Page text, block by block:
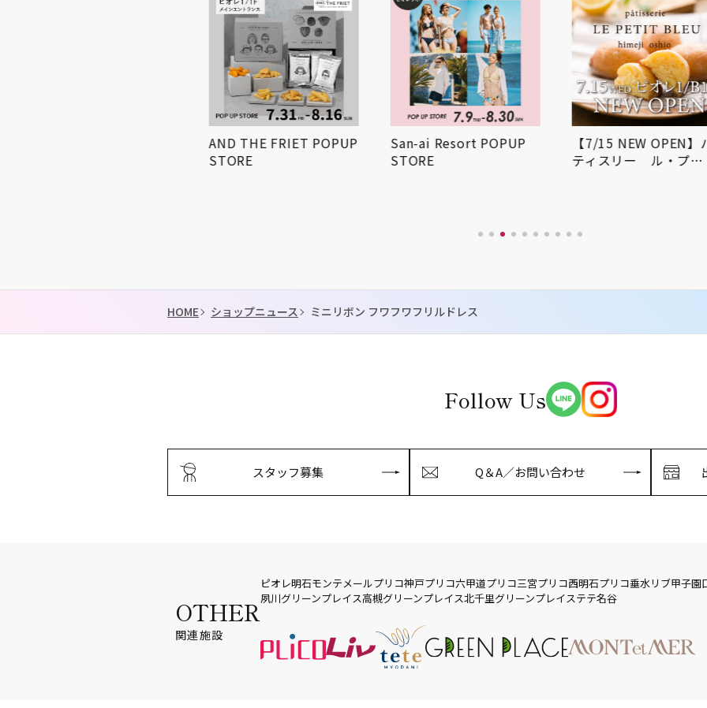
AND THE FRIET POPUP
STORE
San-ai Resort POPUP
STORE
【7/15 NEW OPEN】パ
ティスリー ル・プ…
HOME ショップニュース ミニリボン フワフワフリルドレス
Follow Us
スタッフ募集 Q＆A／お問い合わせ
OTHER
関連施設
ピオレ明石モンテメールプリコ神戸プリコ六甲道プリコ三宮プリコ西明石プリコ垂水 リブ甲子園
夙川グリーンプレイス高槻グリーンプレイス北千里グリーンプレイステテ名谷